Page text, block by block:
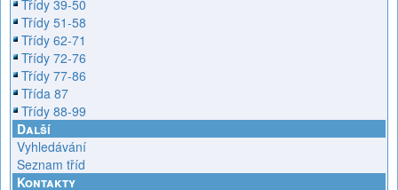
Třídy 39-50
Třídy 51-58
Třídy 62-71
Třídy 72-76
Třídy 77-86
Třída 87
Třídy 88-99
Další
Vyhledávání
Seznam tříd
Kontakty